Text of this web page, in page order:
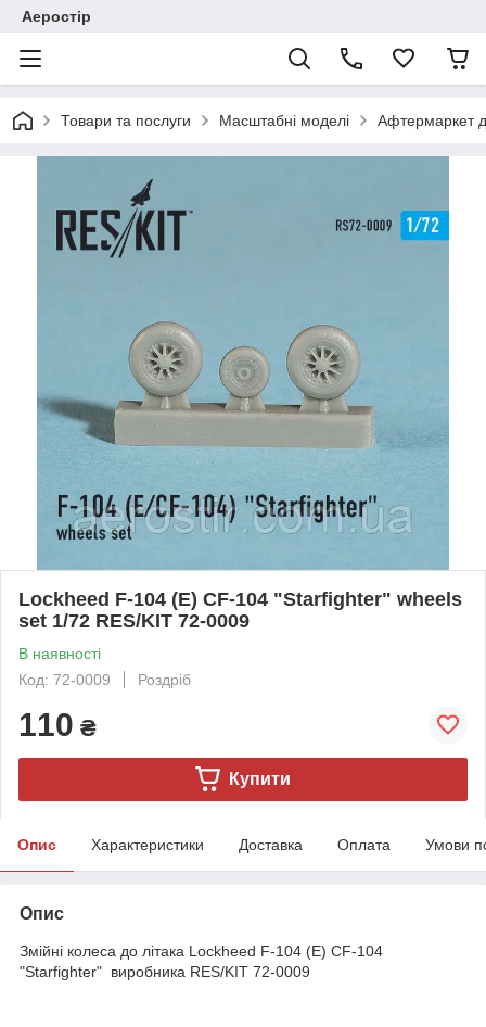
Аеростір
Товари та послуги Масштабні моделі Афтермаркет
Lockheed F-104 (E) CF-104 "Starfighter" wheels
set 1/72 RES/KIT 72-0009
В наявності
Код: 72-0009
Роздріб
110 ₴
Купити
Опис Характеристики Доставка Оплата Умови
Опис
Змійні колеса до літака Lockheed F-104 (E) CF-104
"Starfighter" виробника RES/KIT 72-0009